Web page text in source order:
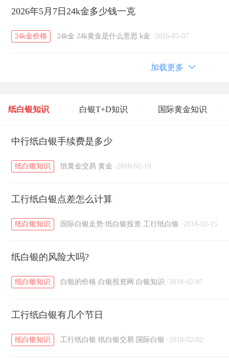
2026年5月7日24k金多少钱一克
24k金价格 24k金 24k黄金是什么意思 k金 · 2026-05-07
加载更多
纸白银知识 白银T+D知识 国际黄金知识
黄金T+D知识 / 粤贵银知识
中行纸白银手续费是多少
纸白银知识 纸黄金交易 黄金 · 2018-02-19
工行纸白银点差怎么计算
纸白银知识 国际白银走势 纸白银投资 工行纸白银 · 2018-02-15
纸白银的风险大吗?
纸白银知识 白银的价格 白银投资网 白银知识 · 2018-02-07
工行纸白银有几个节日
纸白银知识 工行纸白银 纸白银交易 国际白银 · 2018-02-02